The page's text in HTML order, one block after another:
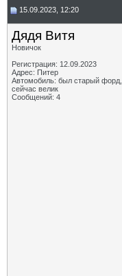
15.09.2023, 12:20
Дядя Витя
Новичок
Регистрация: 12.09.2023
Адрес: Питер
Автомобиль: был старый форд,
сейчас велик
Сообщений: 4